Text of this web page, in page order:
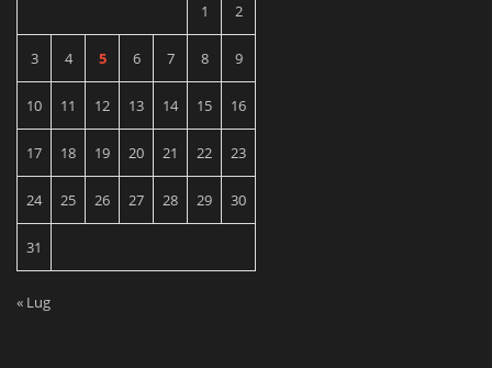
1 2
3 4 5 6 7 8 9
10 11 12 13 14 15 16
17 18 19 20 21 22 23
24 25 26 27 28 29 30
31
« Lug